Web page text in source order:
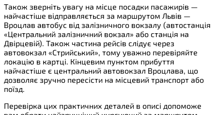
Також зверніть увагу на місце посадки пасажирів —
найчастіше відправляється за маршрутом Львів —
Вроцлав автобус від залізничного вокзалу (автостанція
«Центральний залізничний вокзал» або станція на
Двірцевій). Також частина рейсів слідує через
автовокзал «Стрийський», тому уважно перевіряйте
локацію в картці. Кінцевим пунктом прибуття
найчастіше є центральний автовокзал Вроцлава, що
дозволяє зручно пересісти на місцевий транспорт або
поїзд.
Перевірка цих практичних деталей в описі допоможе